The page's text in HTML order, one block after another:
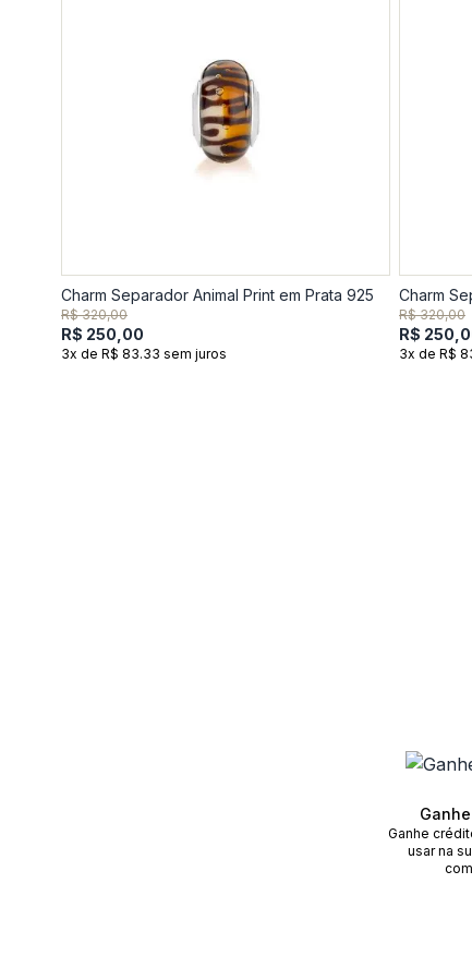
Charm Separador Animal Print em Prata 925
R$ 320,00
R$ 250,00
3x de R$ 83.33 sem juros
Charm
R$ 320,00
R$
3x de R$
Ganhe
usar na